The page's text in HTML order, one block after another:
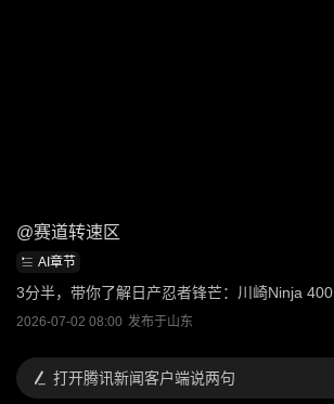
@赛道转速区
AI章节
3分半，带你了解日产忍者锋芒：川崎Ninja 400
2026-07-02 08:00 发布于山东
打开腾讯新闻客户端说两句